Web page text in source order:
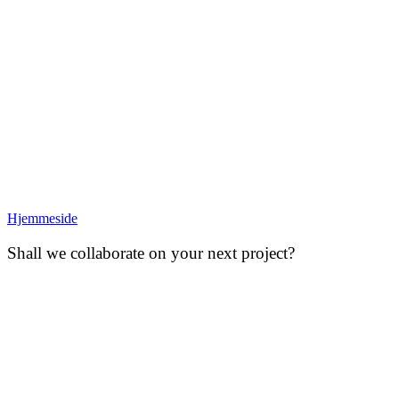
Hjemmeside
Shall we collaborate on your next project?